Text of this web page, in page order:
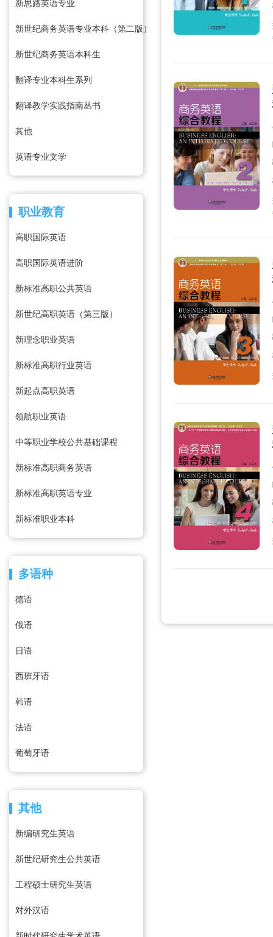
新思路英语专业
新世纪商务英语专业本科（第二版）
新世纪商务英语本科生
翻译专业本科生系列
翻译教学实践指南丛书
其他
英语专业文学
职业教育
高职国际英语
高职国际英语进阶
新标准高职公共英语
新世纪高职英语（第三版）
新理念职业英语
新标准高职行业英语
新起点高职英语
领航职业英语
中等职业学校公共基础课程
新标准高职商务英语
新标准高职英语专业
新标准职业本科
多语种
德语
俄语
日语
西班牙语
韩语
法语
葡萄牙语
其他
新编研究生英语
新世纪研究生公共英语
工程硕士研究生英语
对外汉语